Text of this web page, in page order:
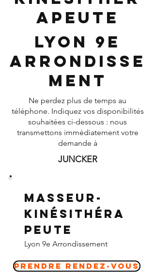
apeute
Lyon 9e
Arrondisse
ment
Ne perdez plus de temps au
téléphone. Indiquez vos disponibilités
souhaitées ci-dessous : nous
transmettons immédiatement votre
demande à
JUNCKER
Masseur-
Kinésithéra
peute
Lyon 9e Arrondissement
Prendre Rendez-vous